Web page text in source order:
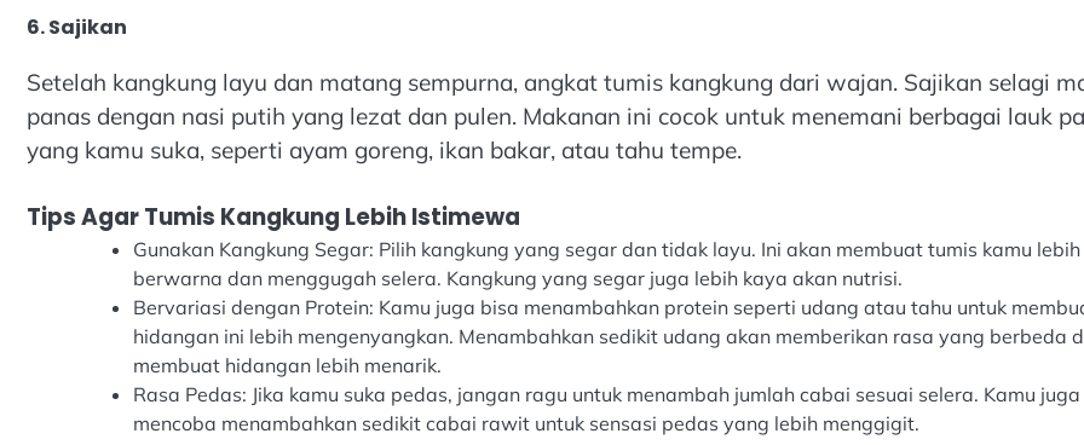
6. Sajikan
Setelah kangkung layu dan matang sempurna, angkat tumis kangkung dari wajan. Sajikan selagi
panas dengan nasi putih yang lezat dan pulen. Makanan ini cocok untuk menemani berbagai lauk
yang kamu suka, seperti ayam goreng, ikan bakar, atau tahu tempe.
Tips Agar Tumis Kangkung Lebih Istimewa
Gunakan Kangkung Segar: Pilih kangkung yang segar dan tidak layu. Ini akan membuat tumis kamu lebih
berwarna dan menggugah selera. Kangkung yang segar juga lebih kaya akan nutrisi.
Bervariasi dengan Protein: Kamu juga bisa menambahkan protein seperti udang atau tahu untuk
hidangan ini lebih mengenyangkan. Menambahkan sedikit udang akan memberikan rasa yang berbeda
membuat hidangan lebih menarik.
Rasa Pedas: Jika kamu suka pedas, jangan ragu untuk menambah jumlah cabai sesuai selera. Kamu
mencoba menambahkan sedikit cabai rawit untuk sensasi pedas yang lebih menggigit.